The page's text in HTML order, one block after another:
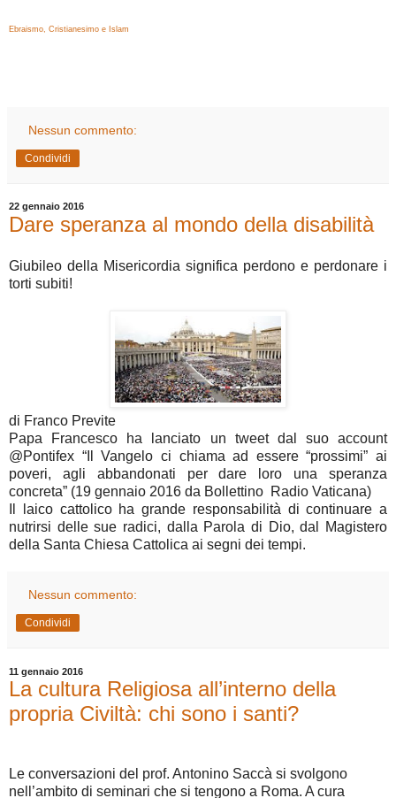
Ebraismo, Cristianesimo e Islam
Nessun commento:
Condividi
22 gennaio 2016
Dare speranza al mondo della disabilità
Giubileo della Misericordia significa perdono e perdonare i
torti subiti!
di Franco Previte
Papa Francesco ha lanciato un tweet dal suo account
@Pontifex “Il Vangelo ci chiama ad essere “prossimi” ai
poveri, agli abbandonati per dare loro una speranza
concreta” (19 gennaio 2016 da Bollettino Radio Vaticana)
Il laico cattolico ha grande responsabilità di continuare a
nutrirsi delle sue radici, dalla Parola di Dio, dal Magistero
della Santa Chiesa Cattolica ai segni dei tempi.
Nessun commento:
Condividi
11 gennaio 2016
La cultura Religiosa all’interno della
propria Civiltà: chi sono i santi?
Le conversazioni del prof. Antonino Saccà si svolgono
nell’ambito di seminari che si tengono a Roma. A cura